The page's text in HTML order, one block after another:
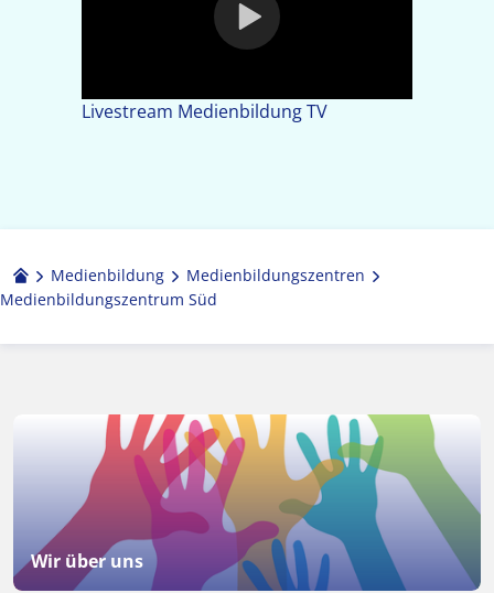
Play
Livestream Medienbildung TV
Medienbildung
Medien­bildungs­zentren
Medienbildungszentrum Süd
Wir über uns